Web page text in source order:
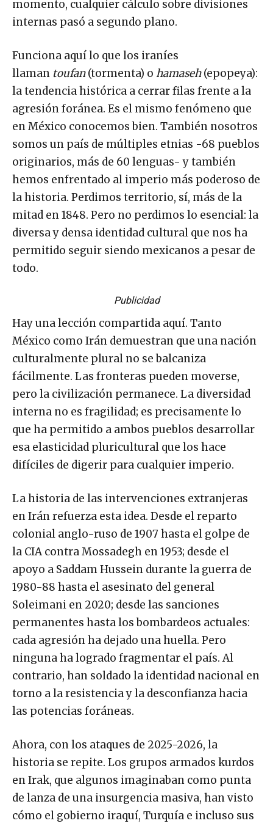
momento, cualquier cálculo sobre divisiones
internas pasó a segundo plano.
Funciona aquí lo que los iraníes
llaman toufan(tormenta) o hamaseh(epopeya):
la tendencia histórica a cerrar filas frente a la
agresión foránea. Es el mismo fenómeno que
en México conocemos bien. También nosotros
somos un país de múltiples etnias -68 pueblos
originarios, más de 60 lenguas- y también
hemos enfrentado al imperio más poderoso de
la historia. Perdimos territorio, sí, más de la
mitad en 1848. Pero no perdimos lo esencial: la
diversa y densa identidad cultural que nos ha
permitido seguir siendo mexicanos a pesar de
todo.
Publicidad
Hay una lección compartida aquí. Tanto
México como Irán demuestran que una nación
culturalmente plural no se balcaniza
fácilmente. Las fronteras pueden moverse,
pero la civilización permanece. La diversidad
interna no es fragilidad; es precisamente lo
que ha permitido a ambos pueblos desarrollar
esa elasticidad pluricultural que los hace
difíciles de digerir para cualquier imperio.
La historia de las intervenciones extranjeras
en Irán refuerza esta idea. Desde el reparto
colonial anglo-ruso de 1907 hasta el golpe de
la CIA contra Mossadegh en 1953; desde el
apoyo a Saddam Hussein durante la guerra de
1980-88 hasta el asesinato del general
Soleimani en 2020; desde las sanciones
permanentes hasta los bombardeos actuales:
cada agresión ha dejado una huella. Pero
ninguna ha logrado fragmentar el país. Al
contrario, han soldado la identidad nacional en
torno a la resistencia y la desconfianza hacia
las potencias foráneas.
Ahora, con los ataques de 2025-2026, la
historia se repite. Los grupos armados kurdos
en Irak, que algunos imaginaban como punta
de lanza de una insurgencia masiva, han visto
cómo el gobierno iraquí, Turquía e incluso sus